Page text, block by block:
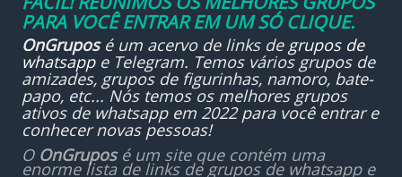
PARA VOCÊ ENTRAR EM UM SÓ CLIQUE.
OnGruposé um acervo de links de grupos de
whatsappe Telegram. Temos vários grupos de
amizades, grupos de figurinhas, namoro, bate-
papo, etc... Nós temos os melhores grupos
ativos de whatsapp em 2022 para você entrar e
conhecer novas pessoas!
O OnGruposé um site que contém uma
enorme lista de links de grupos de whatsapp e